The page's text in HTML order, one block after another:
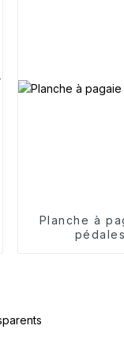
Planche à
pédales